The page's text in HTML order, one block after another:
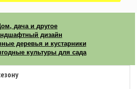
дача и другое
дизайн
деревья и кустарники
культуры для сада